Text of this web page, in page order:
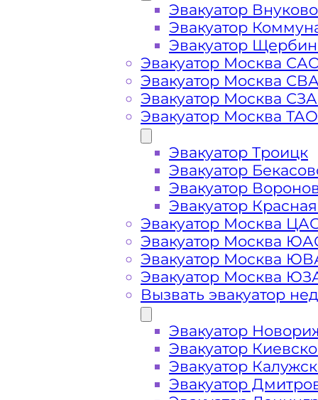
Вызвать эвакуатор
Эвакуатор Молжаниновский
подача ближайшего эвакуатора
Погрузим бережно- в наличии
автомобиля по
Перевезём аккуратно
Цена известна при заказе услуги
доступная стоимость услуг без
Эвакуатор Внуково
Эвакуатор
Эвакуатор
Эвакуатор Москва
Эвакуатор Москва
Эвакуатор Москва
Эвакуатор Москва ТАО
Эвакуатор Троицк
Эвакуатор
Эвакуатор
Эвакуатор
Эвакуатор Москва
Эвакуатор Москва
Эвакуатор Москва
Эвакуатор Москва
Вызвать эвакуатор
Эвакуатор
Эвакуатор
Эвакуатор
Эвакуатор